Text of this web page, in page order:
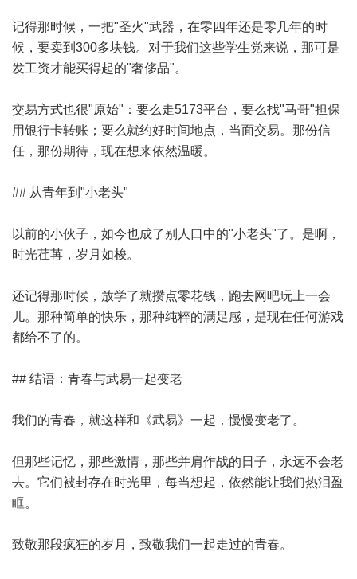
记得那时候，一把"圣火"武器，在零四年还是零几年的时
候，要卖到300多块钱。对于我们这些学生党来说，那可是
发工资才能买得起的"奢侈品"。
交易方式也很"原始"：要么走5173平台，要么找"马哥"担保
用银行卡转账；要么就约好时间地点，当面交易。那份信
任，那份期待，现在想来依然温暖。
## 从青年到"小老头"
以前的小伙子，如今也成了别人口中的"小老头"了。是啊，
时光荏苒，岁月如梭。
还记得那时候，放学了就攒点零花钱，跑去网吧玩上一会
儿。那种简单的快乐，那种纯粹的满足感，是现在任何游戏
都给不了的。
## 结语：青春与武易一起变老
我们的青春，就这样和《武易》一起，慢慢变老了。
但那些记忆，那些激情，那些并肩作战的日子，永远不会老
去。它们被封存在时光里，每当想起，依然能让我们热泪盈
眶。
致敬那段疯狂的岁月，致敬我们一起走过的青春。